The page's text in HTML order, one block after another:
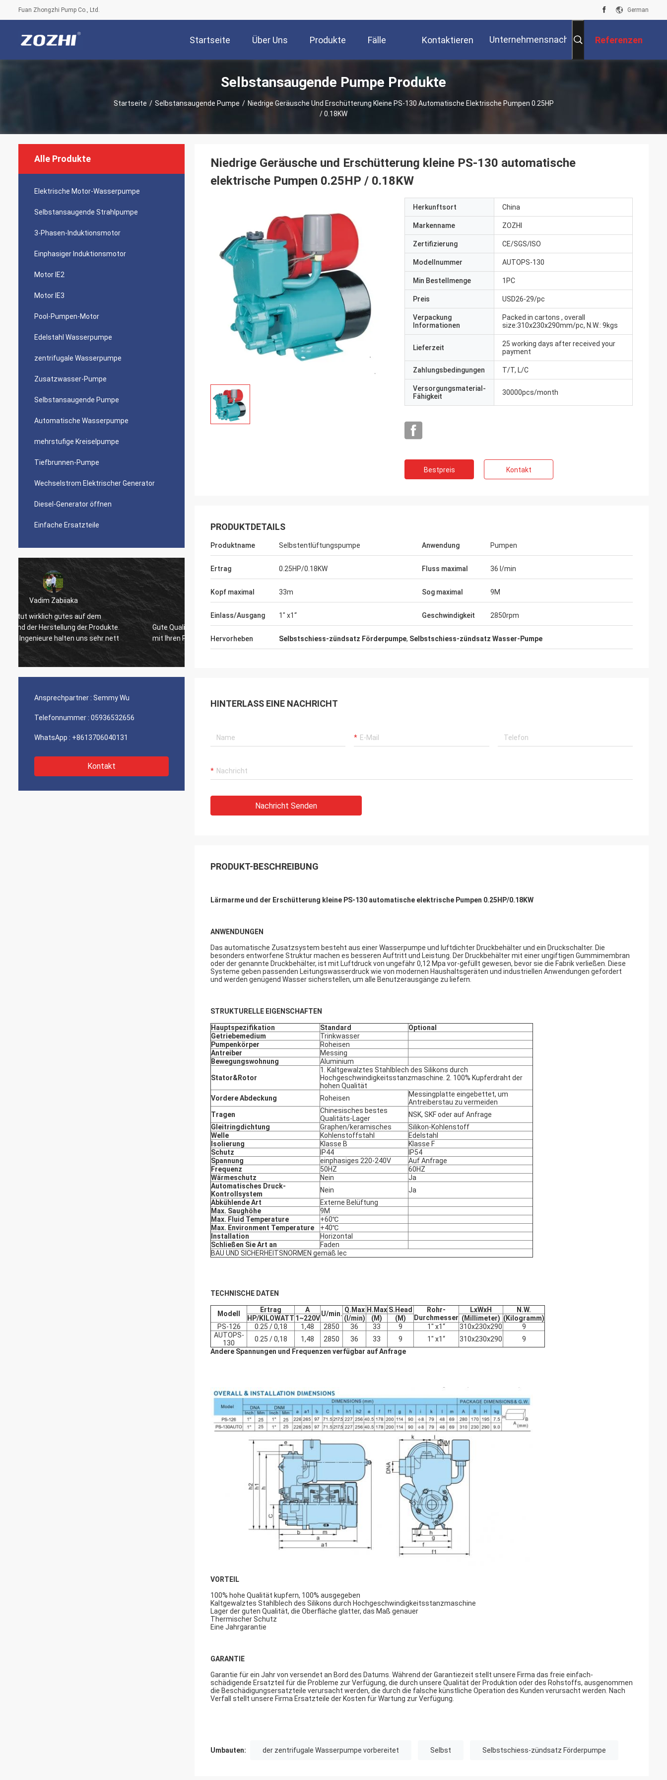
Fuan Zhongzhi Pump Co., Ltd. German
Startseite Über Uns Produkte Fälle Kontaktieren
Sie Uns
UnternehmensnachrichtenReferenzen
Selbstansaugende Pumpe Produkte
Startseite / Selbstansaugende Pumpe / Niedrige Geräusche Und Erschütterung Kleine PS-130 Automatische Elektrische Pumpen 0.25HP
/ 0.18KW
Alle Produkte
Elektrische Motor-Wasserpumpe
Selbstansaugende Strahlpumpe
3-Phasen-Induktionsmotor
Einphasiger Induktionsmotor
Motor IE2
Motor IE3
Pool-Pumpen-Motor
Edelstahl Wasserpumpe
zentrifugale Wasserpumpe
Zusatzwasser-Pumpe
Selbstansaugende Pumpe
Automatische Wasserpumpe
mehrstufige Kreiselpumpe
Tiefbrunnen-Pumpe
Wechselstrom Elektrischer Generator
Diesel-Generator öffnen
Einfache Ersatzteile
Mr.Reuben-kimwolo
Gute Qualität, große Hersteller, sind wir
mit Ihren Produkten glücklich.
Mr.Yılmaz Türkoğlu
Haben für mehr als 3 Jahre sehr Berufs
zusammengearbeitet. alle Produkte sind
in unseren Arten der Ausrüstung
adaequat. Danke.
Vadim Zabiiaka
Zhongzhi tut wirklich gutes auf dem
Entwurf und der Herstellung der Produkte.
Erfahrene Ingenieure halten uns sehr nett
instand.
Ansprechpartner : Semmy Wu
Telefonnummer : 05936532656
WhatsApp : +8613706040131
Kontakt
Niedrige Geräusche und Erschütterung kleine PS-130 automatische
elektrische Pumpen 0.25HP / 0.18KW
Herkunftsort China
Markenname ZOZHI
Zertifizierung CE/SGS/ISO
Modellnummer AUTOPS-130
Min Bestellmenge 1PC
Preis USD26-29/pc
Verpackung
Informationen
Packed in cartons , overall
size:310x230x290mm/pc, N.W.: 9kgs
Lieferzeit
25 working days after received your
payment
Zahlungsbedingungen T/T, L/C
Versorgungsmaterial-
Fähigkeit
30000pcs/month
Bestpreis Kontakt
PRODUKTDETAILS
Produktname Selbstentlüftungspumpe Anwendung Pumpen
Ertrag 0.25HP/0.18KW Fluss maximal 36 l/min
Kopf maximal 33m Sog maximal 9M
Einlass/Ausgang 1" x1“ Geschwindigkeit 2850rpm
Hervorheben Selbstschiess-zündsatz Förderpumpe, Selbstschiess-zündsatz Wasser-Pumpe
HINTERLASS EINE NACHRICHT
Nachricht Senden
PRODUKT-BESCHREIBUNG
Lärmarme und der Erschütterung kleine PS-130 automatische elektrische Pumpen 0.25HP/0.18KW
ANWENDUNGEN
Das automatische Zusatzsystem besteht aus einer Wasserpumpe und luftdichter Druckbehälter und ein Druckschalter. Die
besonders entworfene Struktur machen es besseren Auftritt und Leistung. Der Druckbehälter mit einer ungiftigen Gummimembran
oder der genannte Druckbehälter, ist mit Luftdruck von ungefähr 0,12 Mpa vor-gefüllt gewesen, bevor sie die Fabrik verließen. Diese
Systeme geben passenden Leitungswasserdruck wie von modernen Haushaltsgeräten und industriellen Anwendungen gefordert
und werden genügend Wasser sicherstellen, um alle Benutzerausgänge zu liefern.
STRUKTURELLE EIGENSCHAFTEN
Hauptspezifikation Standard
Optional
Getriebemedium
Trinkwasser
Pumpenkörper
Roheisen
Antreiber
Messing
Bewegungswohnung
Aluminium
Stator&Rotor
1. Kaltgewalztes Stahlblech des Silikons durch
Hochgeschwindigkeitsstanzmaschine. 2. 100% Kupferdraht der
hohen Qualität
Vordere Abdeckung
Roheisen
Messingplatte eingebettet, um
Antreiberstau zu vermeiden
Tragen
Chinesisches bestes
Qualitäts-Lager
NSK, SKF oder auf Anfrage
Gleitringdichtung
Graphen/keramisches
Silikon-Kohlenstoff
Welle
Kohlenstoffstahl
Edelstahl
Isolierung
Klasse B
Klasse F
Schutz
IP44
IP54
Spannung
einphasiges 220-240V
Auf Anfrage
Frequenz
50HZ
60HZ
Wärmeschutz
Nein
Ja
Automatisches Druck-
Kontrollsystem
Nein
Ja
Abkühlende Art
Externe Belüftung
Max. Saughöhe
9M
Max. Fluid Temperature
+60℃
Max. Environment Temperature
+40℃
Installation
Horizontal
Schließen Sie Art an
Faden
BAU UND SICHERHEITSNORMEN gemäß Iec
TECHNISCHE DATEN
Modell Ertrag A U/min. Q.Max H.Max S.Head
Rohr-
Durchmesser
LxWxH
N.W.
HP/KILOWATT 1~220V (l/min) (M) (M) (Millimeter) (Kilogramm)
PS-126
0.25 / 0,18 1,48 2850 36 33 9 1" x1“ 310x230x290
9
AUTOPS-
130
0.25 / 0,18 1,48 2850 36 33 9 1" x1“ 310x230x290
9
Andere Spannungen und Frequenzen verfügbar auf Anfrage
VORTEIL
100% hohe Qualität kupfern, 100% ausgegeben
Kaltgewalztes Stahlblech des Silikons durch Hochgeschwindigkeitsstanzmaschine
Lager der guten Qualität, die Oberfläche glatter, das Maß genauer
Thermischer Schutz
Eine Jahrgarantie
GARANTIE
Garantie für ein Jahr von versendet an Bord des Datums. Während der Garantiezeit stellt unsere Firma das freie einfach-
schädigende Ersatzteil für die Probleme zur Verfügung, die durch unsere Qualität der Produktion oder des Rohstoffs, ausgenommen
die Beschädigungsersatzteile verursacht werden, die durch die falsche künstliche Operation des Kunden verursacht werden. Nach
Verfall stellt unsere Firma Ersatzteile der Kosten für Wartung zur Verfügung.
Umbauten: der zentrifugale Wasserpumpe vorbereitet Selbst Selbstschiess-zündsatz Förderpumpe